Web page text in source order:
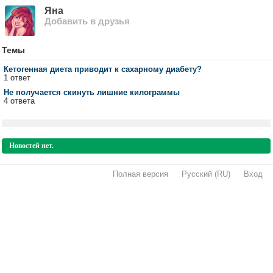
Яна
Добавить в друзья
Темы
Кетогенная диета приводит к сахарному диабету?
1 ответ
Не получается скинуть лишние килограммы
4 ответа
Новостей нет.
Полная версия Русский (RU) Вход